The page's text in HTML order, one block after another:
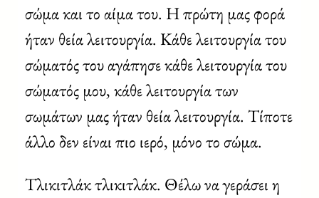
σώμα και το αίμα του. Η πρώτη μας φορά
ήταν θεία λειτουργία. Κάθε λειτουργία του
σώματός του αγάπησε κάθε λειτουργία του
σώματός μου, κάθε λειτουργία των
σωμάτων μας ήταν θεία λειτουργία. Τίποτε
άλλο δεν είναι πιο ιερό, μόνο το σώμα.
Τλικιτλάκ τλικιτλάκ. Θέλω να γεράσει η